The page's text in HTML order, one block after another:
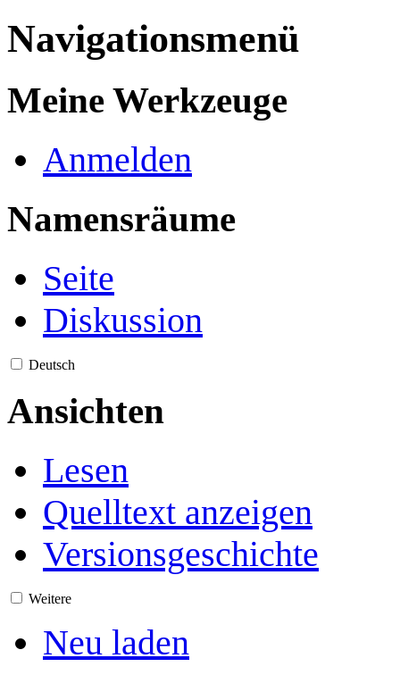
Navigationsmenü
Meine Werkzeuge
Anmelden
Namensräume
Seite
Diskussion
Deutsch
Ansichten
Lesen
Quelltext anzeigen
Versionsgeschichte
Weitere
Neu laden